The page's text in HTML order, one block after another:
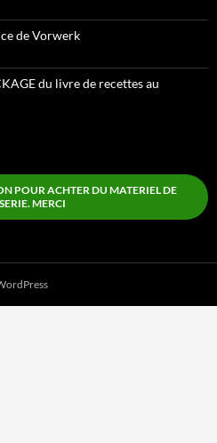
de Vorwerk
du livre de recettes au
POUR ACHTER DU MATERIEL DE
MERCI